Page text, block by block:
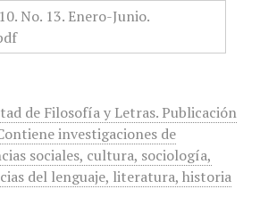
de Filosofía y Letras. Publicación
investigaciones de
sociales, cultura, sociología,
del lenguaje, literatura, historia